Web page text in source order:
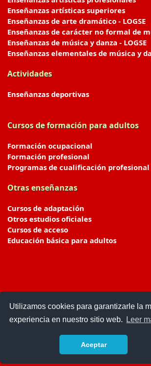
Utilizamos cookies para garantizarle la
experiencia en nuestro sitio web.
Leer
Aceptar
Enseñanzas artísticas superiores
Enseñanzas de arte dramático - LOGSE
Enseñanzas de carácter no formal de
Enseñanzas de música y danza - LOGSE
Enseñanzas elementales de música y
Actividades
Enseñanzas deportivas
Cursos de formación para adultos
Formación ocupacional
Formación profesional
Programas de cualificación profesional
Otras enseñanzas
Cursos de adaptación
Otros estudios oficiales
Cursos de acceso
Educación básica para adultos